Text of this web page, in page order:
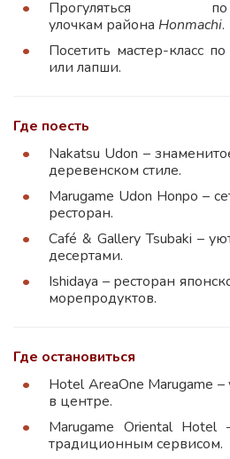
Прогуляться
улочкам района Honmachi.
Посетить мастер-класс
или лапши.
Где поесть
Nakatsu Udon –
деревенском стиле.
Marugame Udon Honpo –
ресторан.
Café & Gallery Tsubaki –
десертами.
Ishidaya – ресторан
морепродуктов.
Где остановиться
Hotel AreaOne Marugame
в центре.
Marugame Oriental
традиционным сервисом.